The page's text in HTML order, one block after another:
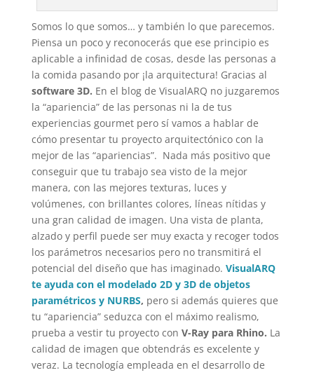
Somos lo que somos… y también lo que parecemos.
Piensa un poco y reconocerás que ese principio es
aplicable a infinidad de cosas, desde las personas a
la comida pasando por ¡la arquitectura! Gracias al
software 3D. En el blog de VisualARQ no juzgaremos
la “apariencia” de las personas ni la de tus
experiencias gourmet pero sí vamos a hablar de
cómo presentar tu proyecto arquitectónico con la
mejor de las “apariencias”. Nada más positivo que
conseguir que tu trabajo sea visto de la mejor
manera, con las mejores texturas, luces y
volúmenes, con brillantes colores, líneas nítidas y
una gran calidad de imagen. Una vista de planta,
alzado y perfil puede ser muy exacta y recoger todos
los parámetros necesarios pero no transmitirá el
potencial del diseño que has imaginado. VisualARQ
te ayuda con el modelado 2D y 3D de objetos
paramétricos y NURBS, pero si además quieres que
tu “apariencia” seduzca con el máximo realismo,
prueba a vestir tu proyecto con V-Ray para Rhino. La
calidad de imagen que obtendrás es excelente y
veraz. La tecnología empleada en el desarrollo de